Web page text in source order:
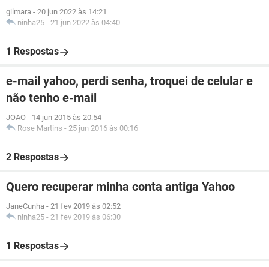
gilmara - 20 jun 2022 às 14:21
ninha25 - 21 jun 2022 às 04:40
1 Respostas
e-mail yahoo, perdi senha, troquei de celular e
não tenho e-mail
JOAO - 14 jun 2015 às 20:54
Rose Martins - 25 jun 2016 às 00:16
2 Respostas
Quero recuperar minha conta antiga Yahoo
JaneCunha - 21 fev 2019 às 02:52
ninha25 - 21 fev 2019 às 06:30
1 Respostas